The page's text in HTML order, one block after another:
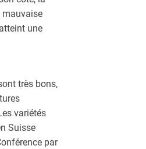
mauvaise
une
très bons,
variétés
Suisse
par